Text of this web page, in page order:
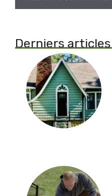
Derniers articles